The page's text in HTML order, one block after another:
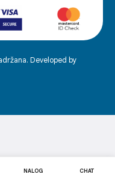
Developed by
NALOG CHAT